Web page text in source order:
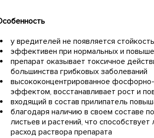
у вредителей не появляется
эффективен при нормальных и
препарат оказывает токсичное
большинства грибковых заболеваний
высококонцентрированное
эффектом, восстанавливает рост и
входящий в состав прилипатель
благодаря наличию в своем составе
листьев и растений, что
расход раствора препарата